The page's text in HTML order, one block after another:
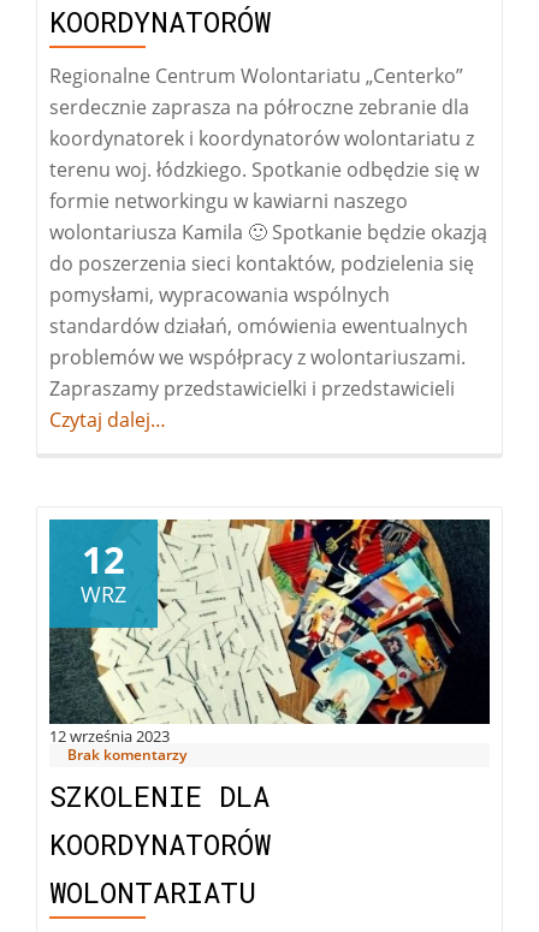
KOORDYNATORÓW
Regionalne Centrum Wolontariatu „Centerko”
serdecznie zaprasza na półroczne zebranie dla
koordynatorek i koordynatorów wolontariatu z
terenu woj. łódzkiego. Spotkanie odbędzie się w
formie networkingu w kawiarni naszego
wolontariusza Kamila 🙂 Spotkanie będzie okazją
do poszerzenia sieci kontaktów, podzielenia się
pomysłami, wypracowania wspólnych
standardów działań, omówienia ewentualnych
problemów we współpracy z wolontariuszami.
Zapraszamy przedstawicielki i przedstawicieli
Czytaj dalej…
12 września 2023
12
WRZ
Brak komentarzy
SZKOLENIE DLA
KOORDYNATORÓW
WOLONTARIATU